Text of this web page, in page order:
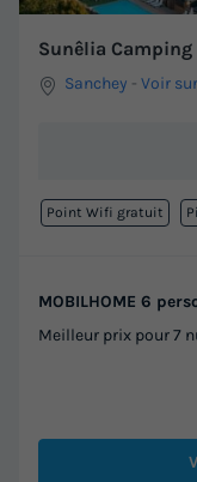
Sunêlia Camping
Sanchey -Voir
Point Wifi gratuit
MOBILHOME 6
Meilleur prix pour 7